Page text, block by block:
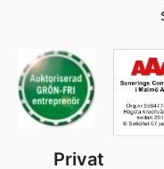
Privat